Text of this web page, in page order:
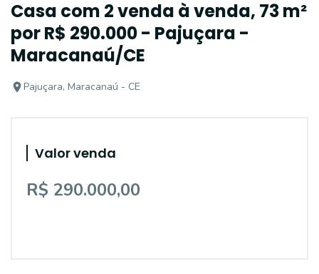
Casa com 2 venda à venda, 73 m²
por R$ 290.000 - Pajuçara -
Maracanaú/CE
Pajuçara, Maracanaú - CE
Valor venda
R$ 290.000,00